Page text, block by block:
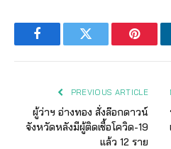
FacebookTwitter
PREVIOUS ARTICLE
ผู้ว่าฯ อ่างทอง สั่งล๊อกดาวน์
จังหวัดหลังมีผู้ติดเชื้อโควิด-19
แล้ว 12 ราย